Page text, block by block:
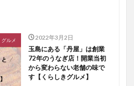
グルメ 2022年3月2日
玉島にある「丹屋」は創業
72年のうなぎ店！開業当初
から変わらない老舗の味で
す【くらしきグルメ】